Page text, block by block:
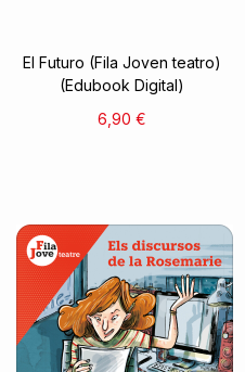
El Futuro (Fila Joven teatro)
(Edubook Digital)
6,90 €